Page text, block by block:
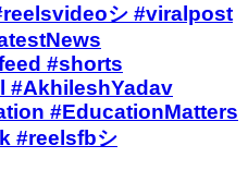
シ #viralpost
#shorts
#AkhileshYadav
#EducationMatters
#reelsfbシ